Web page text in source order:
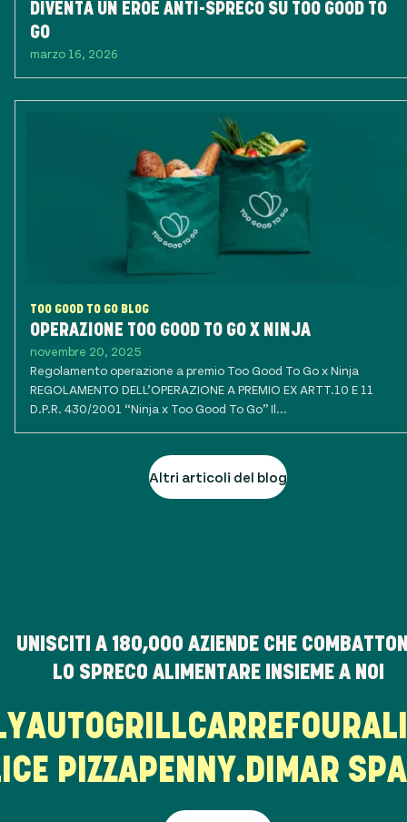
DIVENTA UN EROE ANTI-SPRECO SU TOO GOOD TO
GO
marzo 16, 2026
TOO GOOD TO GO BLOG
OPERAZIONE TOO GOOD TO GO X NINJA
novembre 20, 2025
Regolamento operazione a premio Too Good To Go x Ninja
REGOLAMENTO DELL’OPERAZIONE A PREMIO EX ARTT.10 E 11
D.P.R. 430/2001 “Ninja x Too Good To Go” Il...
Altri articoli del blog
UNISCITI A 180,000 AZIENDE CHE
LO SPRECO ALIMENTARE INSIEME A NOI
AUTOGRILLCARREFOUR
PIZZAPENNY.DIMAR SPA